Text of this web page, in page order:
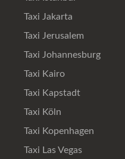
Taxi Jakarta
Taxi Jerusalem
Taxi Johannesburg
Taxi Kairo
Taxi Kapstadt
Taxi Köln
Taxi Kopenhagen
Taxi Las Vegas